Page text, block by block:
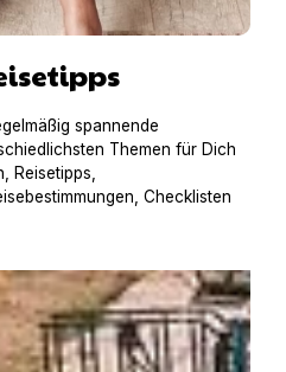
spannende
Themen für Dich
Reisetipps,
Checklisten